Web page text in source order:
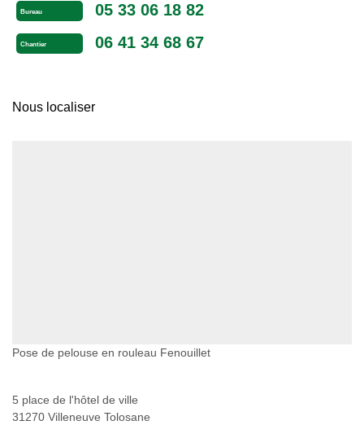
Bureau 05 33 06 18 82
Chantier 06 41 34 68 67
Nous localiser
Pose de pelouse en rouleau Fenouillet
5 place de l'hôtel de ville
31270 Villeneuve Tolosane